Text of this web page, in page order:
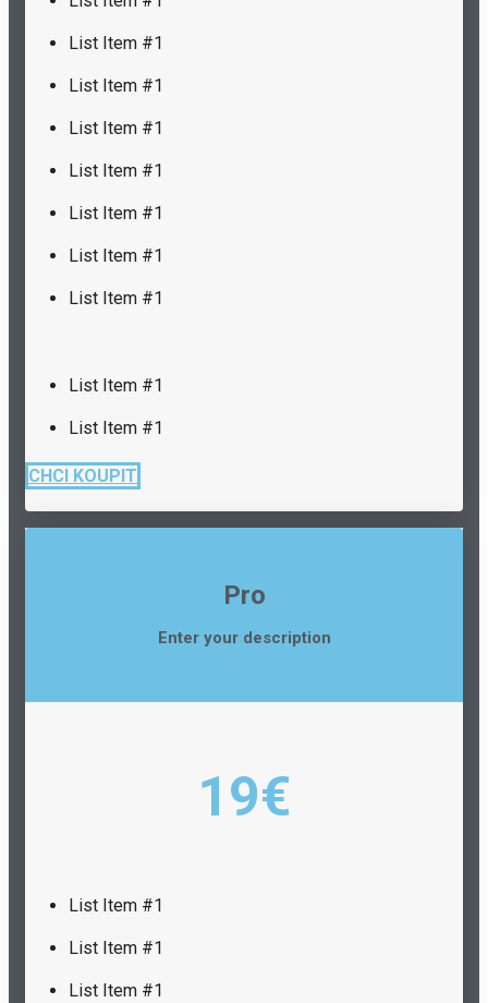
List Item #1
List Item #1
List Item #1
List Item #1
List Item #1
List Item #1
List Item #1
List Item #1
List Item #1
CHCI KOUPIT
Pro
Enter your description
19€
List Item #1
List Item #1
List Item #1